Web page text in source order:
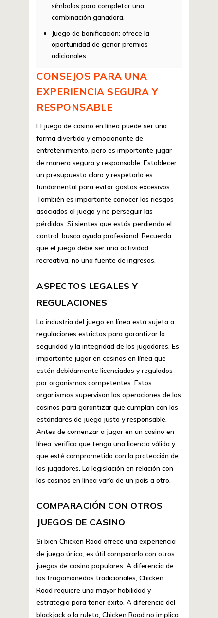
símbolos para completar una
combinación ganadora.
Juego de bonificación: ofrece la
oportunidad de ganar premios
adicionales.
CONSEJOS PARA UNA
EXPERIENCIA SEGURA Y
RESPONSABLE
El juego de casino en línea puede ser una
forma divertida y emocionante de
entretenimiento, pero es importante jugar
de manera segura y responsable. Establecer
un presupuesto claro y respetarlo es
fundamental para evitar gastos excesivos.
También es importante conocer los riesgos
asociados al juego y no perseguir las
pérdidas. Si sientes que estás perdiendo el
control, busca ayuda profesional. Recuerda
que el juego debe ser una actividad
recreativa, no una fuente de ingresos.
ASPECTOS LEGALES Y
REGULACIONES
La industria del juego en línea está sujeta a
regulaciones estrictas para garantizar la
seguridad y la integridad de los jugadores. Es
importante jugar en casinos en línea que
estén debidamente licenciados y regulados
por organismos competentes. Estos
organismos supervisan las operaciones de los
casinos para garantizar que cumplan con los
estándares de juego justo y responsable.
Antes de comenzar a jugar en un casino en
línea, verifica que tenga una licencia válida y
que esté comprometido con la protección de
los jugadores. La legislación en relación con
los casinos en línea varía de un país a otro.
COMPARACIÓN CON OTROS
JUEGOS DE CASINO
Si bien Chicken Road ofrece una experiencia
de juego única, es útil compararlo con otros
juegos de casino populares. A diferencia de
las tragamonedas tradicionales, Chicken
Road requiere una mayor habilidad y
estrategia para tener éxito. A diferencia del
blackjack o la ruleta, Chicken Road no implica